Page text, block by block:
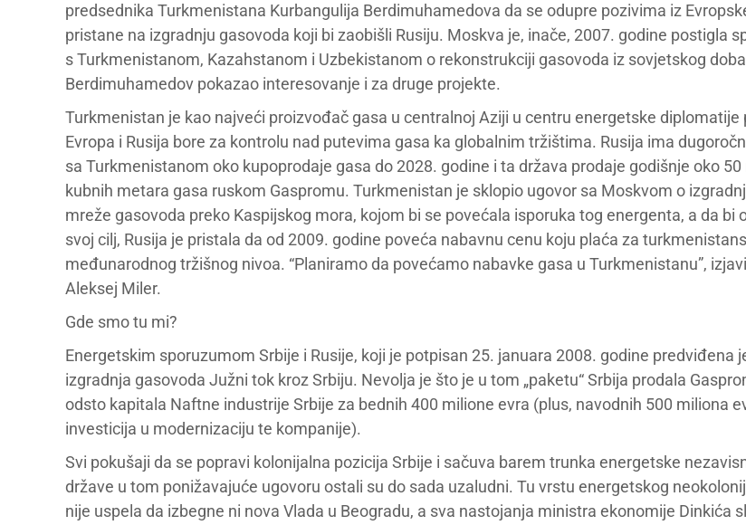
predsednika Turkmenistana Kurbangulija Berdimuhamedova da se odupre pozivima iz
pristane na izgradnju gasovoda koji bi zaobišli Rusiju. Moskva je, inače, 2007. godine postigla
s Turkmenistanom, Kazahstanom i Uzbekistanom o rekonstrukciji gasovoda iz sovjetskog
Berdimuhamedov pokazao interesovanje i za druge projekte.
Turkmenistan je kao najveći proizvođač gasa u centralnoj Aziji u centru energetske diplomatije
Evropa i Rusija bore za kontrolu nad putevima gasa ka globalnim tržištima. Rusija ima
sa Turkmenistanom oko kupoprodaje gasa do 2028. godine i ta država prodaje godišnje oko 50
kubnih metara gasa ruskom Gaspromu. Turkmenistan je sklopio ugovor sa Moskvom o
mreže gasovoda preko Kaspijskog mora, kojom bi se povećala isporuka tog energenta, a da bi
svoj cilj, Rusija je pristala da od 2009. godine poveća nabavnu cenu koju plaća za
međunarodnog tržišnog nivoa. “Planiramo da povećamo nabavke gasa u Turkmenistanu”,
Aleksej Miler.
Gde smo tu mi?
Energetskim sporuzumom Srbije i Rusije, koji je potpisan 25. januara 2008. godine predviđena
izgradnja gasovoda Južni tok kroz Srbiju. Nevolja je što je u tom „paketu“ Srbija prodala
odsto kapitala Naftne industrije Srbije za bednih 400 milione evra (plus, navodnih 500 miliona
investicija u modernizaciju te kompanije).
Svi pokušaji da se popravi kolonijalna pozicija Srbije i sačuva barem trunka energetske
države u tom ponižavajuće ugovoru ostali su do sada uzaludni. Tu vrstu energetskog
nije uspela da izbegne ni nova Vlada u Beogradu, a sva nastojanja ministra ekonomije Dinkića